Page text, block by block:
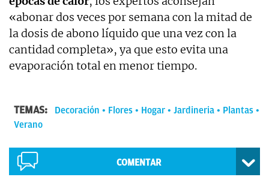
«abonar dos veces por semana con la mitad de
la dosis de abono líquido que una vez con la
cantidad completa», ya que esto evita una
evaporación total en menor tiempo.
TEMAS: Decoración Flores Hogar Jardineria
Plantas
Verano
COMENTAR